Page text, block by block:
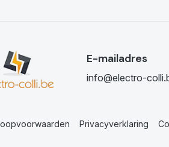
E-mailadres
info@electro-
Privacyverklaring